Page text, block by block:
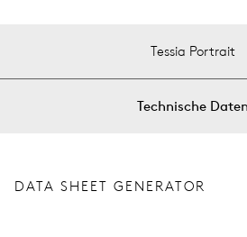
Tessia Portrait
Technische Daten
DATA SHEET GENERATOR